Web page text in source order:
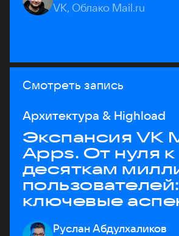
VK, Облако Mail.ru
Смотреть запись
Архитектура & Highload
Экспансия VK
Apps. От нуля к
десяткам
пользователей:
ключевые
архитектуры
Руслан Абдулхаликов